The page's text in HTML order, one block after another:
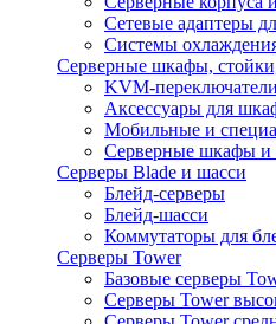
Сетевые адаптеры
Системы
Серверные шкафы,
KVM-
Аксессуары для
Мобильные и
Серверные шкафы и
Серверы Blade и шасси
Блейд-серверы
Блейд-шасси
Коммутаторы для
Серверы Tower
Базовые серверы
Серверы Tower